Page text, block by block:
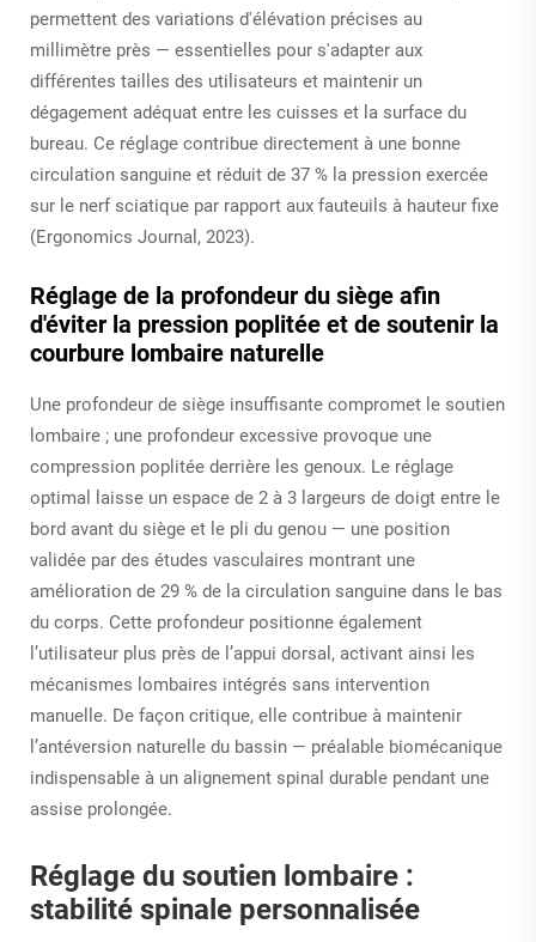
permettent des variations d'élévation précises au
millimètre près — essentielles pour s'adapter aux
différentes tailles des utilisateurs et maintenir un
dégagement adéquat entre les cuisses et la surface du
bureau. Ce réglage contribue directement à une bonne
circulation sanguine et réduit de 37 % la pression exercée
sur le nerf sciatique par rapport aux fauteuils à hauteur fixe
(Ergonomics Journal, 2023).
Réglage de la profondeur du siège afin
d'éviter la pression poplitée et de soutenir la
courbure lombaire naturelle
Une profondeur de siège insuffisante compromet le soutien
lombaire ; une profondeur excessive provoque une
compression poplitée derrière les genoux. Le réglage
optimal laisse un espace de 2 à 3 largeurs de doigt entre le
bord avant du siège et le pli du genou — une position
validée par des études vasculaires montrant une
amélioration de 29 % de la circulation sanguine dans le bas
du corps. Cette profondeur positionne également
l’utilisateur plus près de l’appui dorsal, activant ainsi les
mécanismes lombaires intégrés sans intervention
manuelle. De façon critique, elle contribue à maintenir
l’antéversion naturelle du bassin — préalable biomécanique
indispensable à un alignement spinal durable pendant une
assise prolongée.
Réglage du soutien lombaire :
stabilité spinale personnalisée